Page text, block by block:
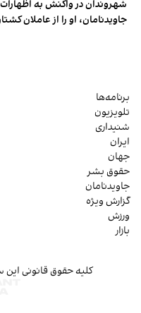
شهروندان در واکنش به اظهارات
جاویدنامان، او را از عاملان
برنامه‌ها
تلویزیون
شنیداری
ایران
جهان
حقوق بشر
جاویدنامان
گزارش ویژه
ورزش
بازار
کلیه حقوق قانونی